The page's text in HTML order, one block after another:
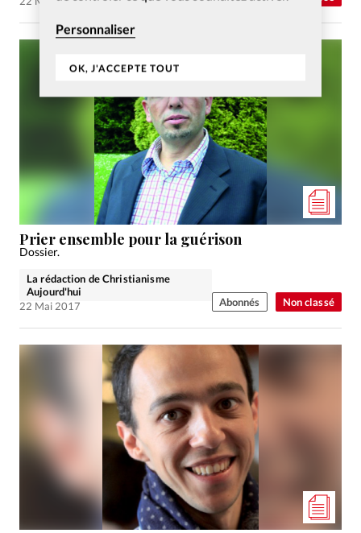
Personnaliser
OK, J'ACCEPTE TOUT
Non classé
Prier ensemble pour la guérison
Dossier.
La rédaction de Christianisme
Aujourd'hui
22 Mai 2017
Abonnés